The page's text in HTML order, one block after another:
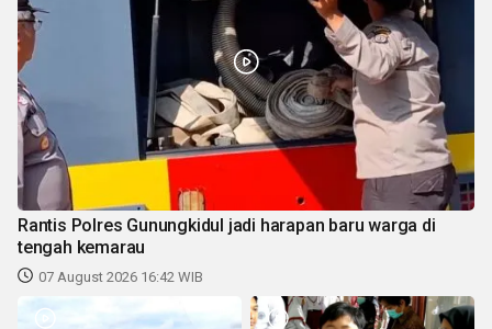
Rantis Polres Gunungkidul jadi harapan baru warga di
tengah kemarau
07 August 2026 16:42 WIB